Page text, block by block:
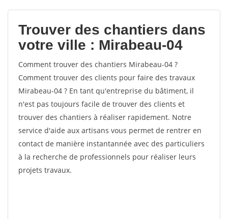
votes
Trouver des chantiers dans
votre ville : Mirabeau-04
Comment trouver des chantiers Mirabeau-04 ?
Comment trouver des clients pour faire des travaux
Mirabeau-04 ? En tant qu'entreprise du bâtiment, il
n'est pas toujours facile de trouver des clients et
trouver des chantiers à réaliser rapidement. Notre
service d'aide aux artisans vous permet de rentrer en
contact de manière instantannée avec des particuliers
à la recherche de professionnels pour réaliser leurs
projets travaux.